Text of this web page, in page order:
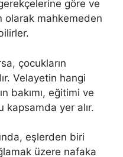
göre ve
olarak mahkemeden
çocukların
Velayetin hangi
bakımı, eğitimi ve
kapsamda yer alır.
eşlerden biri
üzere nafaka